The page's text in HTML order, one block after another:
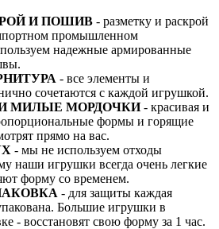
И ПОШИВ - разметку и раскрой
промышленном
надежные армированные
- все элементы и
сочетаются с каждой игрушкой.
МИЛЫЕ МОРДОЧКИ- красивая и
формы и горящие
прямо на вас.
- мы не используем отходы
наши игрушки всегда очень легкие
форму со временем.
- для защиты каждая
Большие игрушки в
- восстановят свою форму за 1 час.